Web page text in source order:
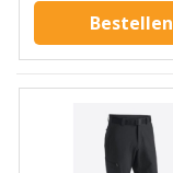
Bestellen